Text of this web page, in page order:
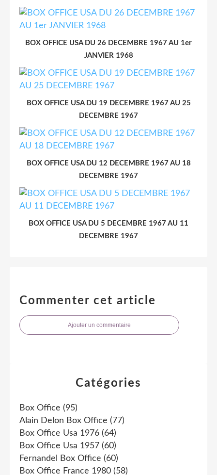
BOX OFFICE USA DU 26 DECEMBRE 1967 AU 1er
JANVIER 1968
BOX OFFICE USA DU 19 DECEMBRE 1967 AU 25
DECEMBRE 1967
BOX OFFICE USA DU 12 DECEMBRE 1967 AU 18
DECEMBRE 1967
BOX OFFICE USA DU 5 DECEMBRE 1967 AU 11
DECEMBRE 1967
Commenter cet article
Ajouter un commentaire
Catégories
Box Office (95)
Alain Delon Box Office (77)
Box Office Usa 1976 (64)
Box Office Usa 1957 (60)
Fernandel Box Office (60)
Box Office France 1980 (58)